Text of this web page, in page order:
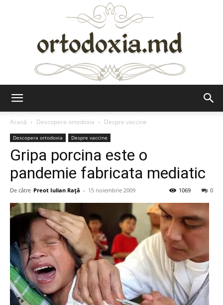
Acasă
Descopera ortodoxia Despre vaccine
Descopera ortodoxia Despre vaccine
Gripa porcina este o
pandemie fabricata mediatic
De către Preot Iulian Raţă - 15 noiembrie 2009 0
1069